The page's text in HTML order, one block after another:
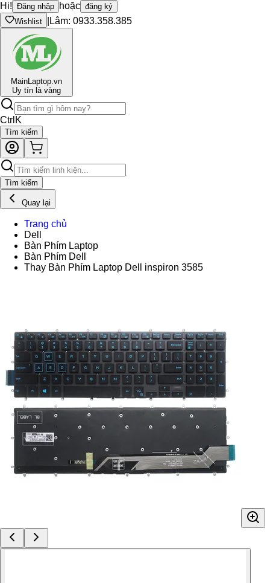
Hi! Đăng nhập hoặc đăng ký
Wishlist
Lâm: 0933.358.385
MainLaptop.vn
Uy tín là vàng
Ctrl K
Tìm kiếm
Tìm kiếm
Quay lại
Trang chủ
Dell
Bàn Phím Laptop
Bàn Phím Dell
Thay Bàn Phím Laptop Dell inspiron 3585